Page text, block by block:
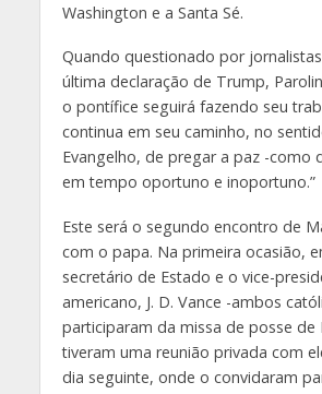
Washington e a Santa Sé.
Quando questionado por
última declaração de Trump,
o pontífice seguirá fazendo seu
continua em seu caminho, no
Evangelho, de pregar a paz -como
em tempo oportuno e inoportuno.”
Este será o segundo encontro de
com o papa. Na primeira ocasião,
secretário de Estado e o vice-
americano, J. D. Vance -ambos
participaram da missa de posse de
tiveram uma reunião privada com
dia seguinte, onde o convidaram